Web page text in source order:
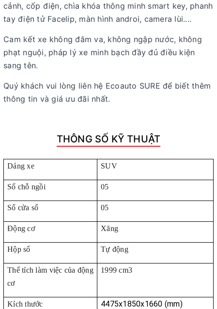
cảnh, cốp điện, chìa khóa thông minh smart key, phanh
tay điện tử Facelip, màn hình androi, camera lùi....
Cam kết xe không đâm va, không ngập nước, không
phạt nguội, pháp lý xe minh bạch đầy đủ điều kiện
sang tên.
Quý khách vui lòng liên hệ Ecoauto SURE để biết thêm
thông tin và giá ưu đãi nhất.
THÔNG SỐ KỸ THUẬT
Dáng xe SUV
Số chỗ ngồi 05
Số cửa sổ 05
Động cơ Xăng
Hộp số Tự động
Thể tích làm việc của động
cơ
1999 cm3
Kích thước 4475x1850x1660 (mm)